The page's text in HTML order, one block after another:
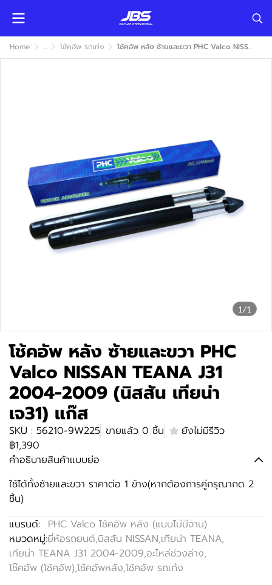
Home ... โช้คอัพ รถเก๋ง โช้คอัพ หลัง ซ้ายและขวา PHC Valco NISSAN TEANA J31 2004-2009 (นิสสัน เทียน่า เจ31) แก๊ส
1/1
โช้คอัพ หลัง ซ้ายและขวา PHC
Valco NISSAN TEANA J31
2004-2009 (นิสสัน เทียน่า
เจ31) แก๊ส
SKU : 56210-9W225 ขายแล้ว 0 ชิ้น
ยังไม่มีรีวิว
฿1,390
คำอธิบายสินค้าแบบย่อ
ใช้ได้ทั้งซ้ายและขวา ราคาต่อ 1 ข้าง(หากต้องการคู่กรุณากด 2
ชิ้น)
แบรนด์:
PHC Valco โช้คอัพ หลัง (แบบไม่มีจาน)
หมวดหมู่:ยี่ห้อรถยนต์,นิสสัน NISSAN,เทียน่า TEANA,
เทียน่า TEANA J31 2004-2009,อะไหล่ช่วงล่าง,
โช๊คอัพ (โช้คอัพ),โช้คอัพหลัง,โช้คอัพ รถเก๋ง